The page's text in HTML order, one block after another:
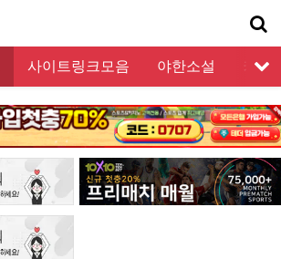
사이트링크모음 야한소설
커뮤